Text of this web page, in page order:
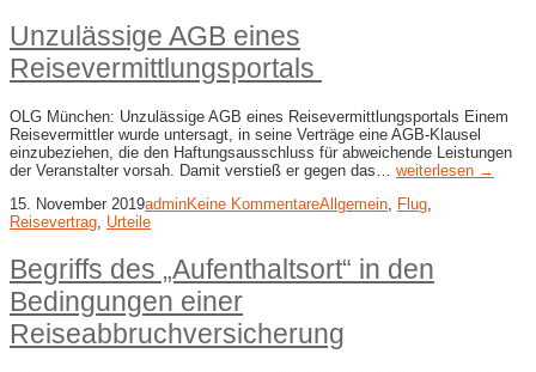
Unzulässige AGB eines
Reisevermittlungsportals
OLG München: Unzulässige AGB eines Reisevermittlungsportals Einem
Reisevermittler wurde untersagt, in seine Verträge eine AGB-Klausel
einzubeziehen, die den Haftungsausschluss für abweichende Leistungen
der Veranstalter vorsah. Damit verstieß er gegen das… weiterlesen →
15. November 2019adminKeine KommentareAllgemein, Flug,
Reisevertrag, Urteile
Begriffs des „Aufenthaltsort“ in den
Bedingungen einer
Reiseabbruchversicherung